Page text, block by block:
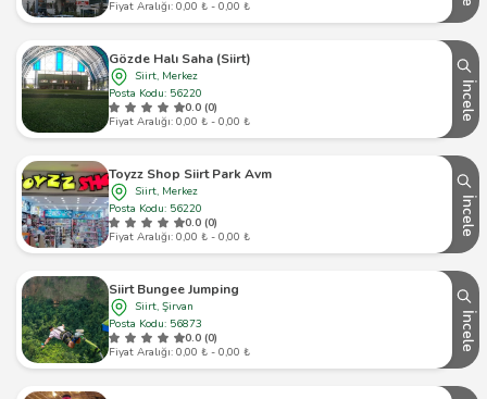
Fiyat Aralığı: 0,00 ₺ - 0,00 ₺
Gözde Halı Saha (Siirt)
Siirt, Merkez
Posta Kodu: 56220
0.0 (0)
Fiyat Aralığı: 0,00 ₺ - 0,00 ₺
İncele
Toyzz Shop Siirt Park Avm
Siirt, Merkez
Posta Kodu: 56220
0.0 (0)
Fiyat Aralığı: 0,00 ₺ - 0,00 ₺
İncele
Siirt Bungee Jumping
Siirt, Şirvan
Posta Kodu: 56873
0.0 (0)
Fiyat Aralığı: 0,00 ₺ - 0,00 ₺
İncele